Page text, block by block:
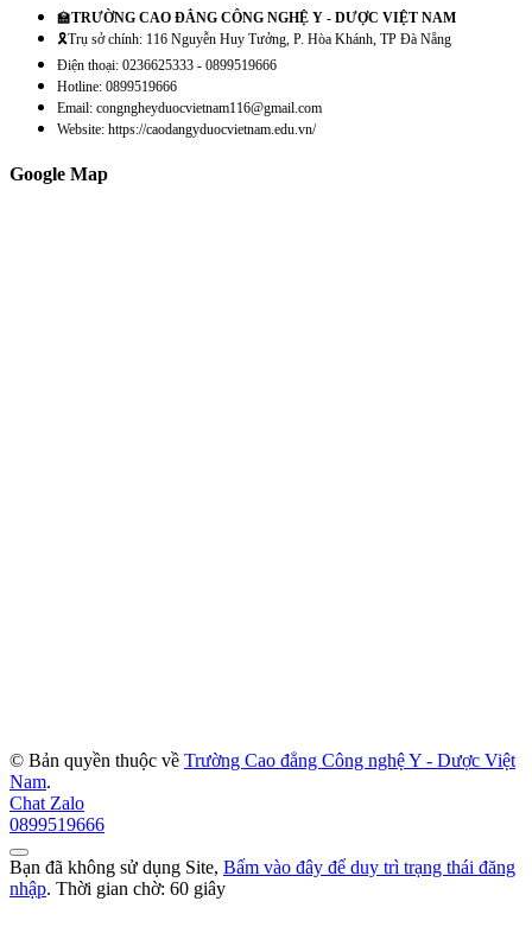
🏫TRƯỜNG CAO ĐẲNG CÔNG NGHỆ Y - DƯỢC VIỆT NAM
🎗️Trụ sở chính: 116 Nguyễn Huy Tưởng, P. Hòa Khánh, TP Đà Nẵng
Điện thoại: 0236625333 - 0899519666
Hotline: 0899519666
Email: congngheyduocvietnam116@gmail.com
Website: https://caodangyduocvietnam.edu.vn/
Google Map
© Bản quyền thuộc về Trường Cao đẳng Công nghệ Y - Dược Việt
Nam.
Chat Zalo
0899519666
Bạn đã không sử dụng Site, Bấm vào đây để duy trì trạng thái đăng
nhập. Thời gian chờ: 60 giây